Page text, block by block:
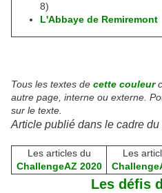
8)
L'Abbaye de Remiremont
Tous les textes de cette couleur
autre page, interne ou externe.
sur le texte.
Article publié dans le cadre
Les articles du
ChallengeAZ 2020
Les
Les défis